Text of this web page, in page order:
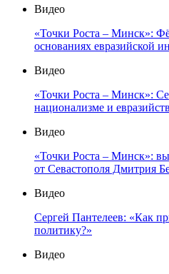
Видео
«Точки Роста – Минск»:
основаниях евразийской
Видео
«Точки Роста – Минск»:
национализме и
Видео
«Точки Роста – Минск»:
от Севастополя Дмитрия
Видео
Сергей Пантелеев: «Как
политику?»
Видео